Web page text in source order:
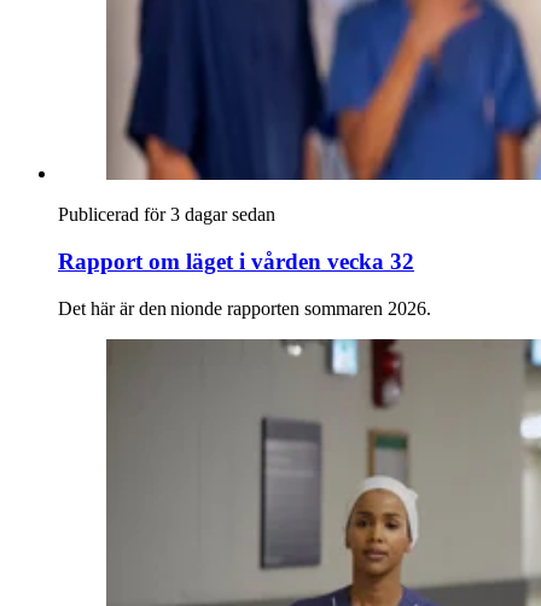
Publicerad för 3 dagar sedan
Rapport om läget i vården vecka 32
Det här är den nionde rapporten sommaren 2026.